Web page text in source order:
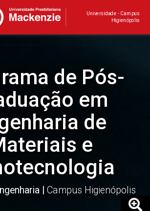
Universidade - Campus
Higienópolis
de Pós-
em
de
e
Campus Higienópolis